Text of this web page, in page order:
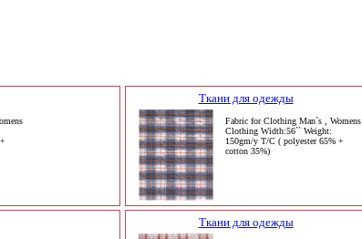
Ткани для одежды
Fabric for Clothing Man`s , Womens
Clothing Width:56`` Weight:
150gm/y T/C ( polyester 65% +
cotton 35%)
Ткани для одежды